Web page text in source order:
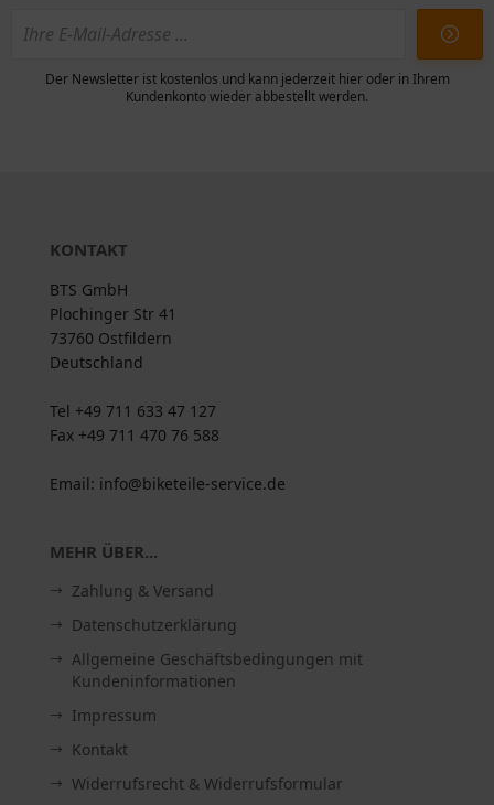
Der Newsletter ist kostenlos und kann jederzeit hier oder in Ihrem
Kundenkonto wieder abbestellt werden.
KONTAKT
BTS GmbH
Plochinger Str 41
73760 Ostfildern
Deutschland
Tel +49 711 633 47 127
Fax +49 711 470 76 588
Email: info@biketeile-service.de
MEHR ÜBER...
Zahlung & Versand
Datenschutzerklärung
Allgemeine Geschäftsbedingungen mit
Kundeninformationen
Impressum
Kontakt
Widerrufsrecht & Widerrufsformular